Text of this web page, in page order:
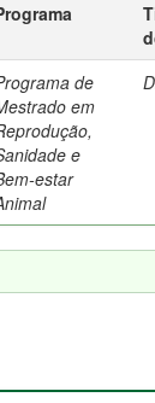
de
em
e
estar